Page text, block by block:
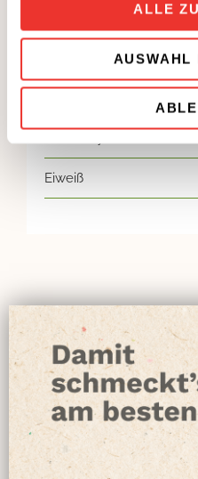
ALLE
AUSWAHL
Nährwerte
Eiweiß